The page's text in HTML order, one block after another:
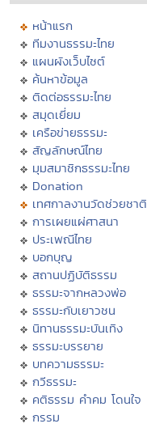
หน้าแรก
ทีมงานธรรมะไทย
แผนผังเว็บไซต์
ค้นหาข้อมูล
ติดต่อธรรมะไทย
สมุดเยี่ยม
เครือข่ายธรรมะ
สัญลักษณ์ไทย
มุมสมาชิกธรรมะไทย
Donation
เทศกาลงานวัดช่วยชาติ
การเผยแผ่ศาสนา
ประเพณีไทย
บอกบุญ
สถานปฏิบัติธรรม
ธรรมะจากหลวงพ่อ
ธรรมะกับเยาวชน
นิทานธรรมะบันเทิง
ธรรมะบรรยาย
บทความธรรมะ
กวีธรรมะ
คติธรรม คำคม โดนใจ
กรรม